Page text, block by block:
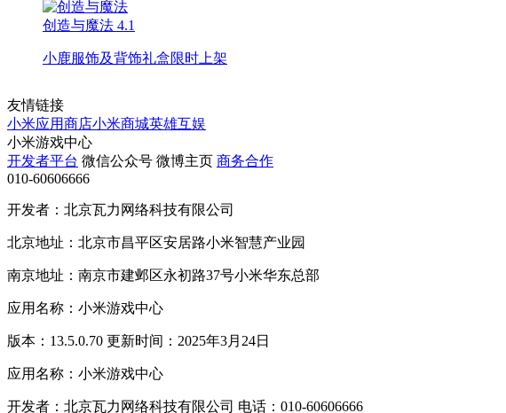
创造与魔法 4.1
小鹿服饰及背饰礼盒限时上架
友情链接
小米应用商店小米商城英雄互娱
小米游戏中心
开发者平台 微信公众号 微博主页 商务合作
010-60606666
开发者：北京瓦力网络科技有限公司
北京地址：北京市昌平区安居路小米智慧产业园
南京地址：南京市建邺区永初路37号小米华东总部
应用名称：小米游戏中心
版本：13.5.0.70 更新时间：2025年3月24日
应用名称：小米游戏中心
开发者：北京瓦力网络科技有限公司 电话：010-60606666